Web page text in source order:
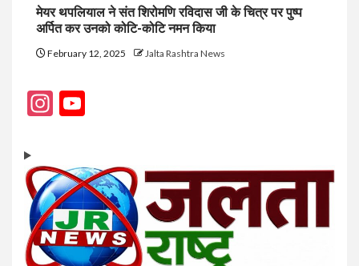
मेयर थपलियाल ने संत शिरोमणि रविदास जी के चित्र पर पुष्प
अर्पित कर उनको कोटि-कोटि नमन किया
February 12, 2025 Jalta Rashtra News
Instagram